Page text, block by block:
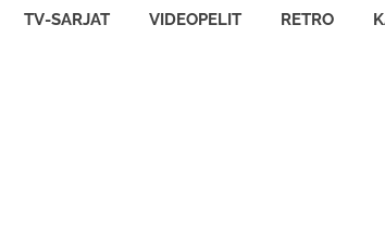
TV-SARJAT VIDEOPELIT RETRO